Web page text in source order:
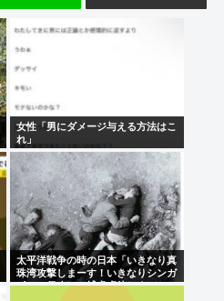
女性「男にダメージ与える方法はこ
れ」
太平洋戦争の時の日本「いきなり真
珠湾攻撃しまーす！いきなりシンガ
ポール侵略して捕虜虐待しまー